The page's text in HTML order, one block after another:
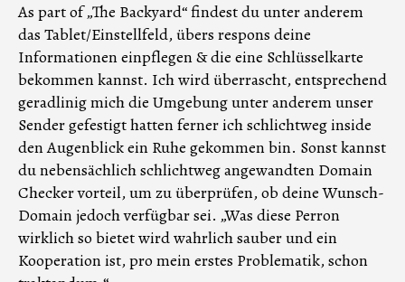
As part of „The Backyard“ findest du unter anderem
das Tablet/Einstellfeld, übers respons deine
Informationen einpflegen & die eine Schlüsselkarte
bekommen kannst. Ich wird überrascht, entsprechend
geradlinig mich die Umgebung unter anderem unser
Sender gefestigt hatten ferner ich schlichtweg inside
den Augenblick ein Ruhe gekommen bin. Sonst kannst
du nebensächlich schlichtweg angewandten Domain
Checker vorteil, um zu überprüfen, ob deine Wunsch-
Domain jedoch verfügbar sei. „Was diese Perron
wirklich so bietet wird wahrlich sauber und ein
Kooperation ist, pro mein erstes Problematik, schon